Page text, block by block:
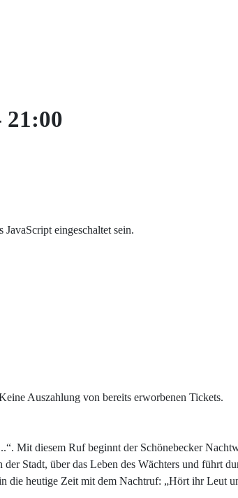
21:00
eingeschaltet sein.
Auszahlung von bereits erworbenen Tickets.
Mit diesem Ruf beginnt der Schönebecker
Stadt, über das Leben des Wächters und führt
die heutige Zeit mit dem Nachtruf: „Hört ihr Leut